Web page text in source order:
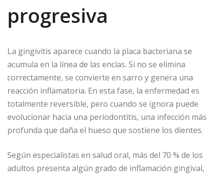
progresiva
La gingivitis aparece cuando la placa bacteriana se
acumula en la línea de las encías. Si no se elimina
correctamente, se convierte en sarro y genera una
reacción inflamatoria. En esta fase, la enfermedad es
totalmente reversible, pero cuando se ignora puede
evolucionar hacia una periodontitis, una infección más
profunda que daña el hueso que sostiene los dientes.
Según especialistas en salud oral, más del 70 % de los
adultos presenta algún grado de inflamación gingival,